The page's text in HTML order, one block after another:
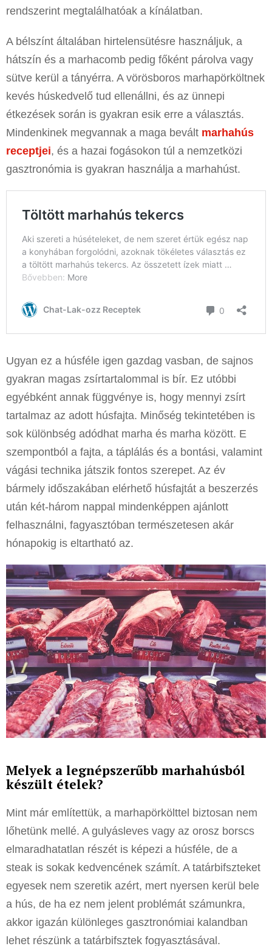
rendszerint megtalálhatóak a kínálatban.
A bélszínt általában hirtelensütésre használjuk, a
hátszín és a marhacomb pedig főként párolva vagy
sütve kerül a tányérra. A vörösboros marhapörköltnek
kevés húskedvelő tud ellenállni, és az ünnepi
étkezések során is gyakran esik erre a választás.
Mindenkinek megvannak a maga bevált marhahús
receptjei, és a hazai fogásokon túl a nemzetközi
gasztronómia is gyakran használja a marhahúst.
Ugyan ez a húsféle igen gazdag vasban, de sajnos
gyakran magas zsírtartalommal is bír. Ez utóbbi
egyébként annak függvénye is, hogy mennyi zsírt
tartalmaz az adott húsfajta. Minőség tekintetében is
sok különbség adódhat marha és marha között. E
szempontból a fajta, a táplálás és a bontási, valamint
vágási technika játszik fontos szerepet. Az év
bármely időszakában elérhető húsfajtát a beszerzés
után két-három nappal mindenképpen ajánlott
felhasználni, fagyasztóban természetesen akár
hónapokig is eltartható az.
Melyek a legnépszerűbb marhahúsból
készült ételek?
Mint már említettük, a marhapörkölttel biztosan nem
lőhetünk mellé. A gulyásleves vagy az orosz borscs
elmaradhatatlan részét is képezi a húsféle, de a
steak is sokak kedvencének számít. A tatárbifszteket
egyesek nem szeretik azért, mert nyersen kerül bele
a hús, de ha ez nem jelent problémát számunkra,
akkor igazán különleges gasztronómiai kalandban
lehet részünk a tatárbifsztek fogyasztásával.